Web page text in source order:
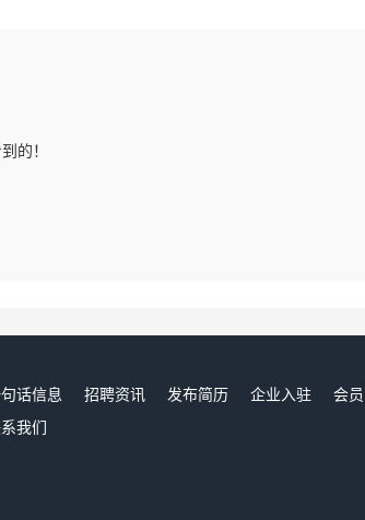
的！
话信息 招聘资讯 发布简历 企业入驻 会
我们